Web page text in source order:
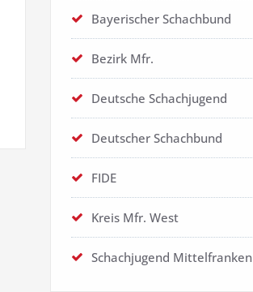
Bayerischer Schachbund
Bezirk Mfr.
Deutsche Schachjugend
Deutscher Schachbund
FIDE
Kreis Mfr. West
Schachjugend Mittelfranken